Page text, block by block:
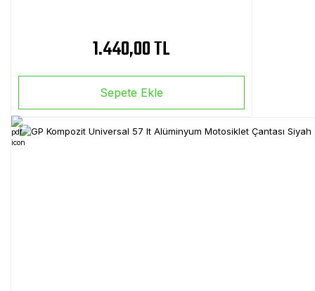
1.440,00 TL
Sepete Ekle